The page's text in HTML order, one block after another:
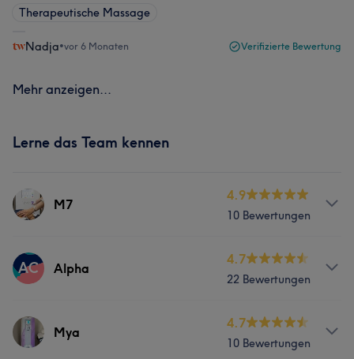
Therapeutische Massage
Nadja•vor 6 Monaten Verifizierte Bewertung
Mehr anzeigen...
Lerne das Team kennen
M7
4.9
10 Bewertungen
Services
Portfolio
AC Alpha
4.7
22 Bewertungen
Services
Mya
4.7
10 Bewertungen